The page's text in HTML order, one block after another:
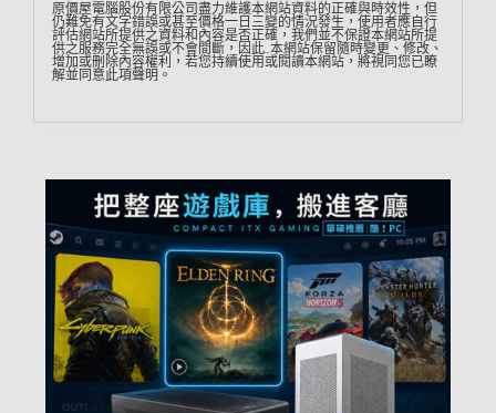
原價屋電腦股份有限公司盡力維護本網站資料的正確與時效性，但
仍難免有文字錯誤或甚至價格一日三變的情況發生，使用者應自行
評估網站所提供之資料和內容是否正確，我們並不保證本網站所提
供之服務完全無誤或不會間斷，因此…本網站保留隨時變更、修改、
增加或刪除內容權利，若您持續使用或閱讀本網站，將視同您已瞭
解並同意此項聲明。